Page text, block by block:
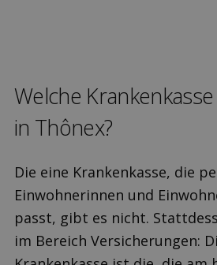
Welche
in Thônex?
Die eine Krankenkasse, die
Einwohnerinnen und
passt, gibt es nicht.
im Bereich Versicherungen: